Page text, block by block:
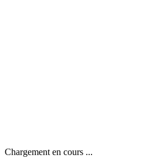
Chargement en cours ...